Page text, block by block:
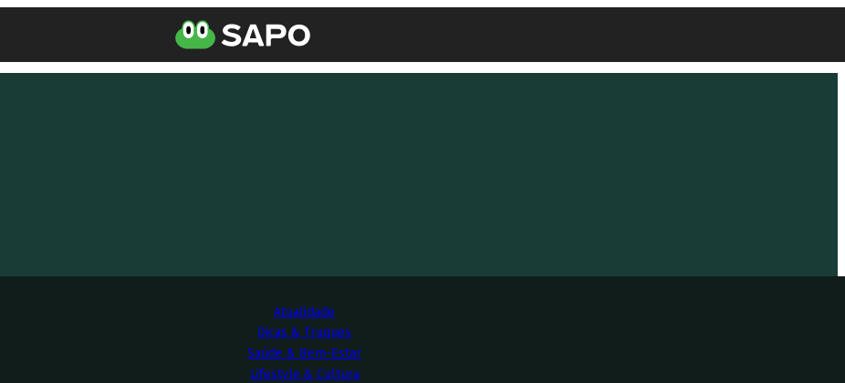
Atualidade
Dicas & Truques
Saúde & Bem-Estar
Lifestyle & Cultura